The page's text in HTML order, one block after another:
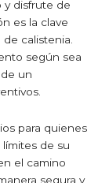
y disfrute de
es la clave
calistenia.
según sea
un
para quienes
de su
el camino
segura y